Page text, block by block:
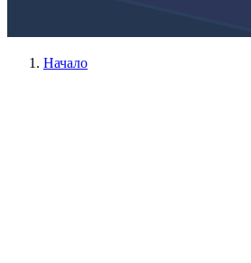
Начало